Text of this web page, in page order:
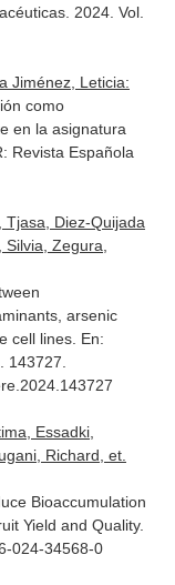
. 2024. Vol.
Jiménez, Leticia:
como
en la asignatura
Revista Española
Tjasa, Diez-Quijada
Zegura,
arsenic
cell lines. En:
143727.
Essadki,
Richard, et.
Bioaccumulation
Yield and Quality.
024-34568-0